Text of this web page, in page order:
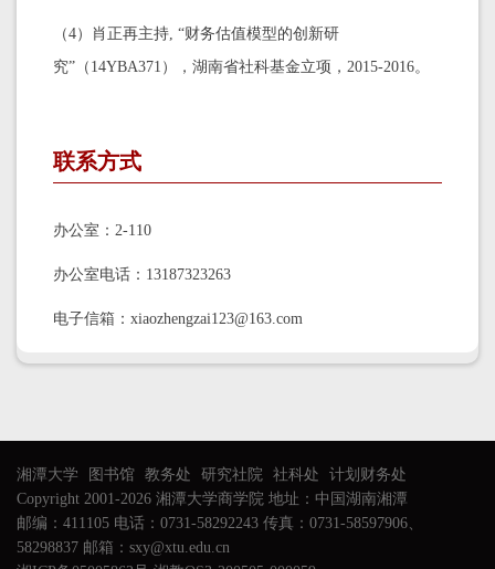
（4）肖正再主持, “财务估值模型的创新研
究”（14YBA371），湖南省社科基金立项，2015-2016。
联系方式
办公室：2-110
办公室电话：13187323263
电子信箱：xiaozhengzai123@163.com
湘潭大学 图书馆 教务处 研究社院 社科处
计划财务处
Copyright 2001-2026 湘潭大学商学院 地址：中国湖南湘潭
邮编：411105 电话：0731-58292243 传真：0731-58597906、
58298837 邮箱：sxy@xtu.edu.cn